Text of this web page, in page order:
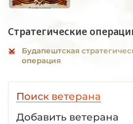
Стратегические
Будапештская
операция
Поиск ветерана
Добавить ветерана